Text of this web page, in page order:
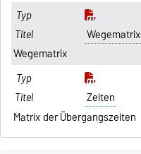
Wegematrix
Wegematrix
Zeiten
Matrix der Übergangszeiten